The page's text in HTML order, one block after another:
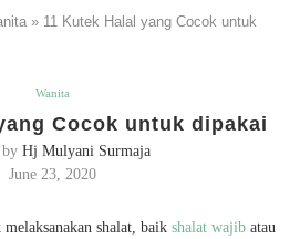
» 11 Kutek Halal yang Cocok untuk
Wanita
Cocok untuk dipakai
Hj Mulyani Surmaja
June 23, 2020
shalat, baik shalat wajib atau